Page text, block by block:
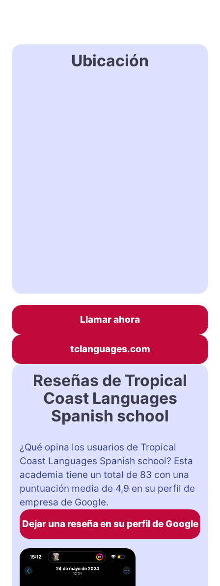
Ubicación
Llamar ahora
tclanguages.com
Reseñas de Tropical
Coast Languages
Spanish school
¿Qué opina los usuarios de Tropical
Coast Languages Spanish school? Esta
academia tiene un total de 83 con una
puntuación media de 4,9 en su perfil de
empresa de Google.
Dejar una reseña en su perfil de Google